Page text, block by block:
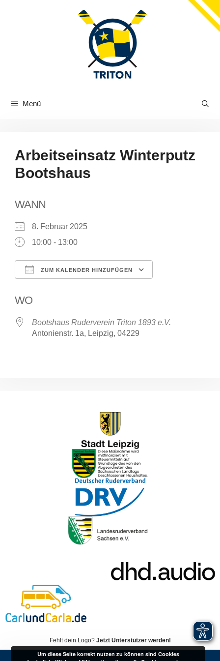
Menü
Arbeitseinsatz Winterputz
Bootshaus
WANN
8. Februar 2025
10:00 - 13:00
ZUM KALENDER HINZUFÜGEN
WO
Bootshaus Ruderverein Triton 1893 e.V.
Antonienstr. 1a, Leipzig, 04229
Fehlt dein Logo? Jetzt Unterstützer werden!
Um diese Seite korrekt nutzen zu können sind Cookies